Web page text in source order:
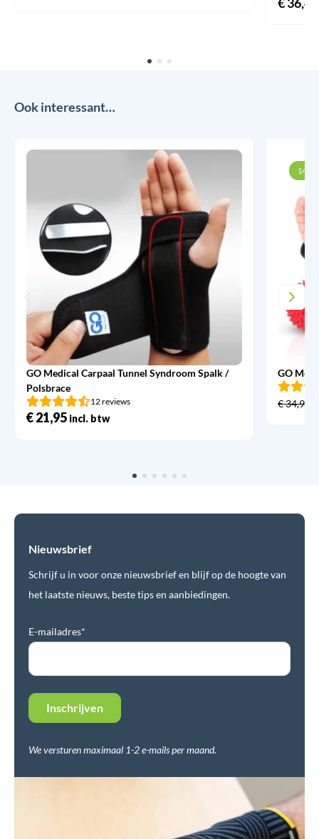
Ook interessant…
GO Medical Carpaal Tunnel Syndroom Spalk /
Polsbrace
12 reviews
€21,95 incl. btw
14%
GO
€34,95
Nieuwsbrief
Schrijf u in voor onze nieuwsbrief en blijf op de hoogte van
het laatste nieuws, beste tips en aanbiedingen.
E-mailadres*
We versturen maximaal 1-2 e-mails per maand.